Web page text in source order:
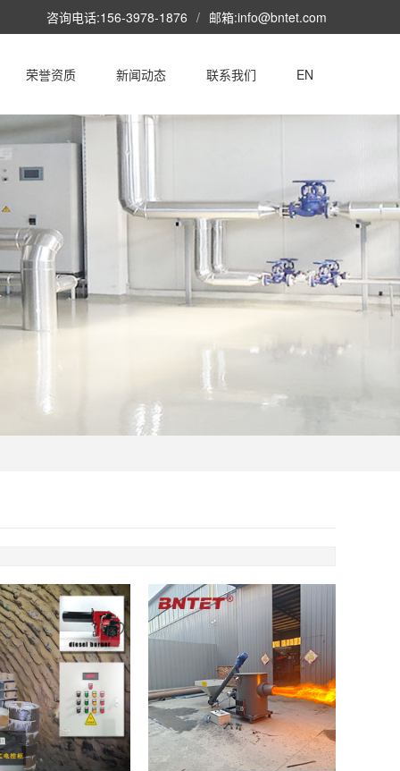
咨询电话:156-3978-1876 / 邮箱:info@bntet.com
荣誉资质 新闻动态 联系我们 EN